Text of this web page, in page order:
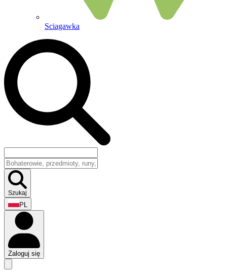
Sciagawka
Szukaj
PL
Zaloguj się